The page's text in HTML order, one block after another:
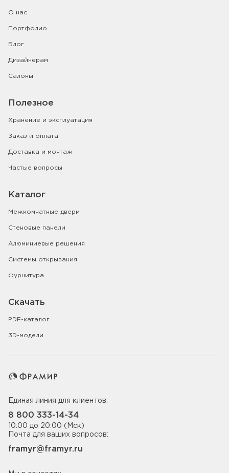
О нас
Портфолио
Блог
Дизайнерам
Салоны
Полезное
Хранение и эксплуатация
Заказ и оплата
Доставка и монтаж
Частые вопросы
Каталог
Межкомнатные двери
Стеновые панели
Алюминиевые решения
Системы открывания
Фурнитура
Скачать
PDF-каталог
3D-модели
Единая линия для клиентов:
8 800 333-14-34
10:00 до 20:00 (Мск)
Почта для ваших вопросов:
framyr@framyr.ru